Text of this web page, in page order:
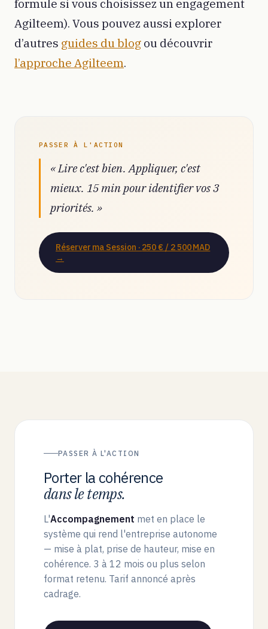
formule si vous choisissez un engagement
Agilteem). Vous pouvez aussi explorer
d’autres guides du blog ou découvrir
l’approche Agilteem.
PASSER À L'ACTION
« Lire c'est bien. Appliquer, c'est
mieux. 15 min pour identifier vos 3
priorités. »
Réserver ma Session · 250 € / 2 500 MAD
→
PASSER À L'ACTION
Porter la cohérence
dans le temps.
L'Accompagnement met en place le
système qui rend l'entreprise autonome
— mise à plat, prise de hauteur, mise en
cohérence. 3 à 12 mois ou plus selon
format retenu. Tarif annoncé après
cadrage.